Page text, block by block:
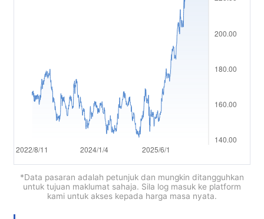
한국어
Tiếng việt
Bahasa Indonesia
Bahasa Melayu
*Data pasaran adalah petunjuk dan mungkin ditangguhkan
untuk tujuan maklumat sahaja. Sila log masuk ke platform
kami untuk akses kepada harga masa nyata.